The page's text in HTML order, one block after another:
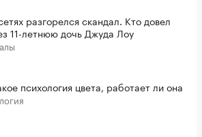
разгорелся скандал. Кто довел
11-летнюю дочь Джуда Лоу
психология цвета, работает ли она